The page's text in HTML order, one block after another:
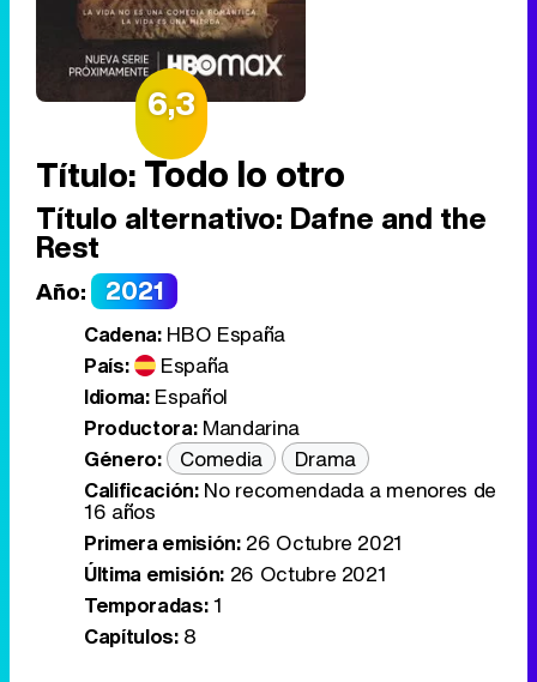
6,3
Título:Todo lo otro
Título alternativo: Dafne and the
Rest
Año: 2021
Cadena:HBO España
País:
España
Idioma: Español
Productora: Mandarina
Género:
Comedia
Drama
Calificación:No recomendada a menores de
16 años
Primera emisión:26 Octubre 2021
Última emisión:26 Octubre 2021
Temporadas:1
Capítulos:8